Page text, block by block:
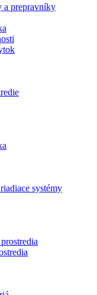
a prepravníky
systémy